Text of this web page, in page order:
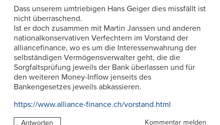
Dass unserem umtriebigen Hans Geiger dies missfällt ist
nicht überraschend.
Ist er doch zusammen mit Martin Janssen und anderen
nationalkonservativen Verfechtern im Vorstand der
alliancefinance, wo es um die Interessenwahrung der
selbständigen Vermögensverwalter geht, die die
Sorgfaltsprüfung jeweils der Bank überlassen und für
den weiteren Money-Inflow jenseits des
Bankengesetzes jeweils abkassieren.
https://www.alliance-finance.ch/vorstand.html
Antworten Kommentar melden